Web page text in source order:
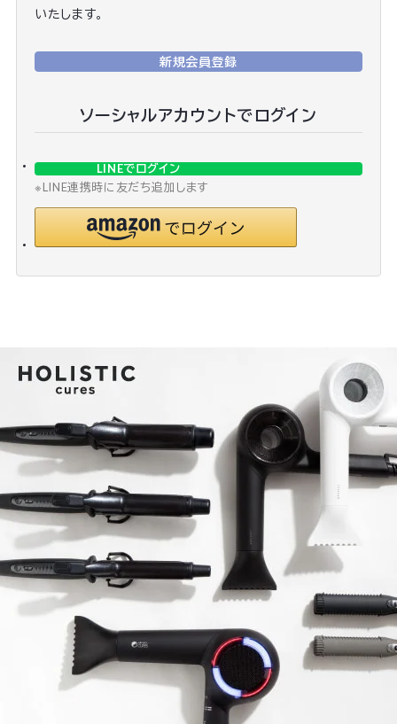
いたします。
新規会員登録
ソーシャルアカウントでログイン
LINEでログイン
※LINE連携時に友だち追加します